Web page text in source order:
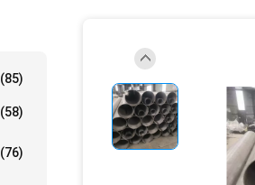
(85)
(58)
(76)